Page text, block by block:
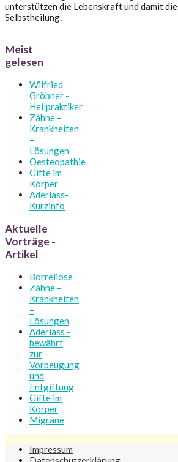
Meist
gelesen
Wilfried
Gröbner -
Heilpraktiker
Zähne –
Krankheiten
–
Lösungen
Oesteopathie
Gifte im
Körper
Aderlass-
Kurzinfo
Aktuelle
Vorträge -
Artikel
Borreliose
Zähne –
Krankheiten
–
Lösungen
Aderlass -
bewährt
zur
Vorbeugung
und
Entgiftung
Gifte im
Körper
Migräne
unterstützen die Lebenskraft und damit die
Selbstheilung.
Impressum